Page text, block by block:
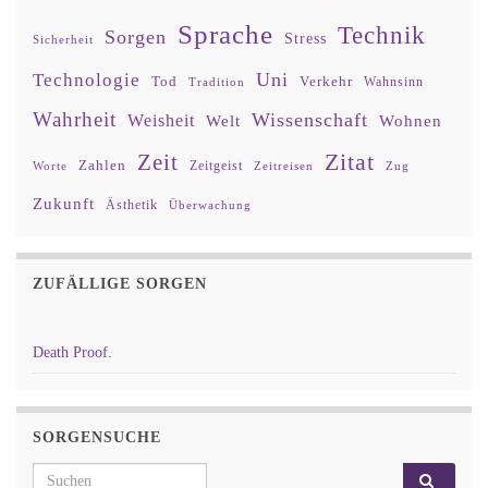
Sicherheit Sorgen Sprache Stress Technik
Technologie Tod Tradition Uni Verkehr Wahnsinn
Wahrheit Weisheit Welt Wissenschaft Wohnen
Worte Zahlen Zeit Zeitgeist Zeitreisen Zitat Zug
Zukunft Ästhetik Überwachung
ZUFÄLLIGE SORGEN
Death Proof.
SORGENSUCHE
Search for: